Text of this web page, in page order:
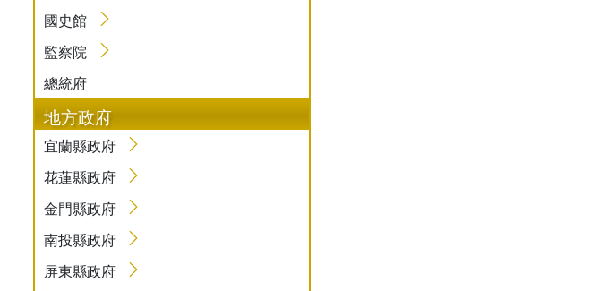
國史館
監察院
總統府
地方政府
宜蘭縣政府
花蓮縣政府
金門縣政府
南投縣政府
屏東縣政府